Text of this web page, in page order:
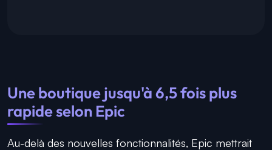
Une boutique jusqu'à 6,5 fois plus
rapide selon Epic
Au-delà des nouvelles fonctionnalités, Epic mettrait